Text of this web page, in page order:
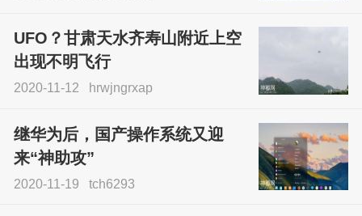
UFO？甘肃天水齐寿山附近上空
出现不明飞行
2020-11-12 hrwjngrxap
继华为后，国产操作系统又迎
来“神助攻”
2020-11-19 tch6293